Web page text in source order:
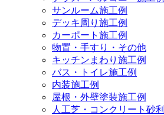
サンルーム施工例
デッキ周り施工例
カーポート施工例
物置・手すり・その他
キッチンまわり施工例
バス・トイレ施工例
内装施工例
屋根・外壁塗装施工例
人工芝・コンクリート砂利